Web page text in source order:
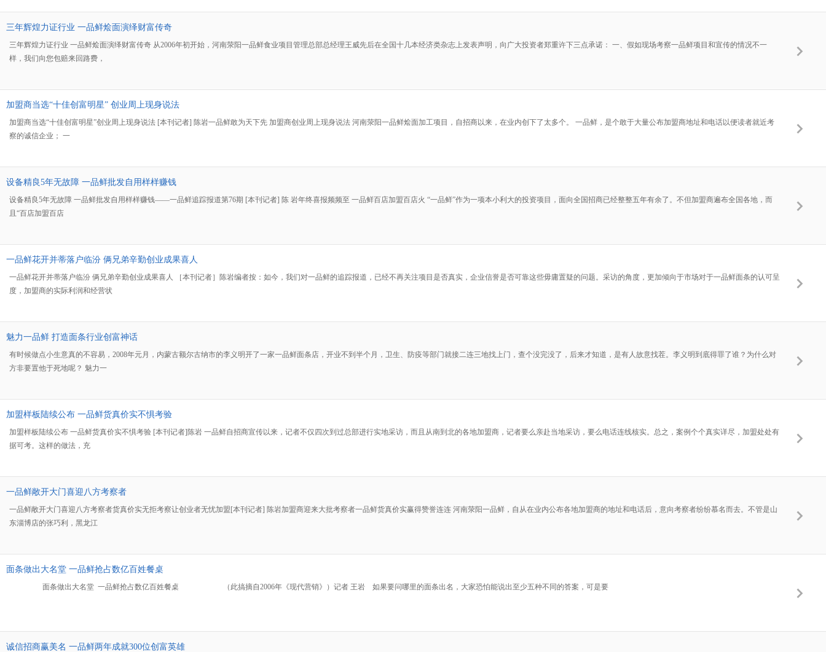
三年辉煌力证行业 一品鲜烩面演绎财富传奇
三年辉煌力证行业 一品鲜烩面演绎财富传奇 从2006年初开始，河南荥阳一品鲜食业项目管理总部总经理王威先后在全国十几本经济类杂志上发表声明，向广大投资者郑重许下三点承诺： 一、假如现场考察一品鲜项目和宣传的情况不一
样，我们向您包赔来回路费，
加盟商当选“十佳创富明星” 创业周上现身说法
加盟商当选“十佳创富明星”创业周上现身说法 [本刊记者] 陈岩一品鲜敢为天下先 加盟商创业周上现身说法 河南荥阳一品鲜烩面加工项目，自招商以来，在业内创下了太多个。 一品鲜，是个敢于大量公布加盟商地址和电话以便读者就近考
察的诚信企业； 一
设备精良5年无故障 一品鲜批发自用样样赚钱
设备精良5年无故障 一品鲜批发自用样样赚钱——一品鲜追踪报道第76期 [本刊记者] 陈 岩年终喜报频频至 一品鲜百店加盟百店火 “一品鲜”作为一项本小利大的投资项目，面向全国招商已经整整五年有余了。不但加盟商遍布全国各地，而
且“百店加盟百店
一品鲜花开并蒂落户临汾 俩兄弟辛勤创业成果喜人
一品鲜花开并蒂落户临汾 俩兄弟辛勤创业成果喜人 ［本刊记者］陈岩编者按：如今，我们对一品鲜的追踪报道，已经不再关注项目是否真实，企业信誉是否可靠这些毋庸置疑的问题。采访的角度，更加倾向于市场对于一品鲜面条的认可呈
度，加盟商的实际利润和经营状
魅力一品鲜 打造面条行业创富神话
有时候做点小生意真的不容易，2008年元月，内蒙古额尔古纳市的李义明开了一家一品鲜面条店，开业不到半个月，卫生、防疫等部门就接二连三地找上门，查个没完没了，后来才知道，是有人故意找茬。李义明到底得罪了谁？为什么对
方非要置他于死地呢？ 魅力一
加盟样板陆续公布 一品鲜货真价实不惧考验
加盟样板陆续公布 一品鲜货真价实不惧考验 [本刊记者]陈岩 一品鲜自招商宣传以来，记者不仅四次到过总部进行实地采访，而且从南到北的各地加盟商，记者要么亲赴当地采访，要么电话连线核实。总之，案例个个真实详尽，加盟处处有
据可考。这样的做法，充
一品鲜敞开大门喜迎八方考察者
一品鲜敞开大门喜迎八方考察者货真价实无拒考察让创业者无忧加盟[本刊记者] 陈岩加盟商迎来大批考察者一品鲜货真价实赢得赞誉连连 河南荥阳一品鲜，自从在业内公布各地加盟商的地址和电话后，意向考察者纷纷慕名而去。不管是山
东淄博店的张巧利，黑龙江
面条做出大名堂 一品鲜抢占数亿百姓餐桌
面条做出大名堂 一品鲜抢占数亿百姓餐桌 （此搞摘自2006年《现代营销》）记者 王岩 如果要问哪里的面条出名，大家恐怕能说出至少五种不同的答案，可是要
诚信招商赢美名 一品鲜两年成就300位创富英雄